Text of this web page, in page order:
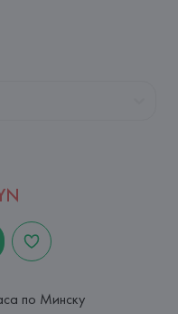
по Минску